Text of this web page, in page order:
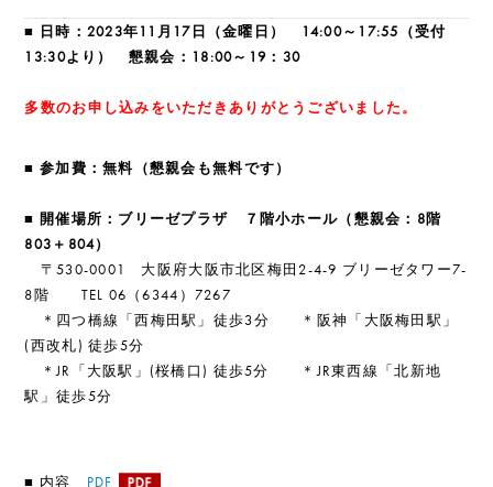
■ 日時：2023年11月17日（金曜日） 14:00～17:55（受付
13:30より） 懇親会：18:00～19：30
多数のお申し込みをいただきありがとうございました。
■ 参加費：無料（懇親会も無料です）
■ 開催場所：ブリーゼプラザ ７階小ホール（懇親会：8階
803＋804）
〒530-0001 大阪府大阪市北区梅田2-4-9 ブリーゼタワー7-
8階 TEL 06（6344）7267
＊四つ橋線「西梅田駅」徒歩3分 ＊阪神「大阪梅田駅」
(西改札) 徒歩5分
＊JR「大阪駅」(桜橋口) 徒歩5分 ＊JR東西線「北新地
駅」徒歩5分
■ 内容 PDF